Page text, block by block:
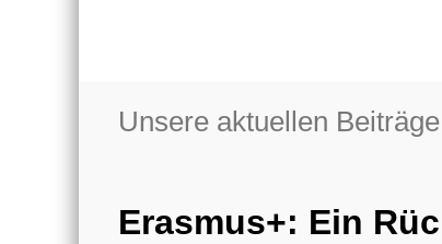
Unsere aktuellen Beiträge
Erasmus+: Ein